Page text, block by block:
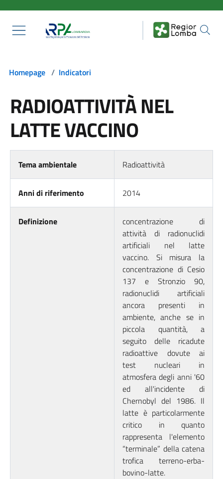
Homepage / Indicatori
RADIOATTIVITÀ NEL
LATTE VACCINO
Tema ambientale Radioattività
Anni di riferimento 2014
Definizione
concentrazione di
attività di radionuclidi
artificiali nel latte
vaccino. Si misura la
concentrazione di Cesio
137 e Stronzio 90,
radionuclidi artificiali
ancora presenti in
ambiente, anche se in
piccola quantità, a
seguito delle ricadute
radioattive dovute ai
test nucleari in
atmosfera degli anni '60
ed all'incidente di
Chernobyl del 1986. Il
latte è particolarmente
critico in quanto
rappresenta l'elemento
“terminale” della catena
trofica terreno-erba-
bovino-latte.